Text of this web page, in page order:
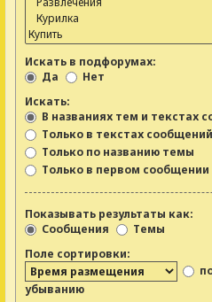
Искать в подфорумах:
Да
Нет
Искать:
В названиях тем и текстах
Только в текстах сообщений
Только по названию темы
Только в первом
Показывать результаты как:
Сообщения
Темы
Поле сортировки:
убыванию